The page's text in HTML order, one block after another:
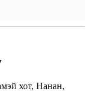
хот, Нанан,